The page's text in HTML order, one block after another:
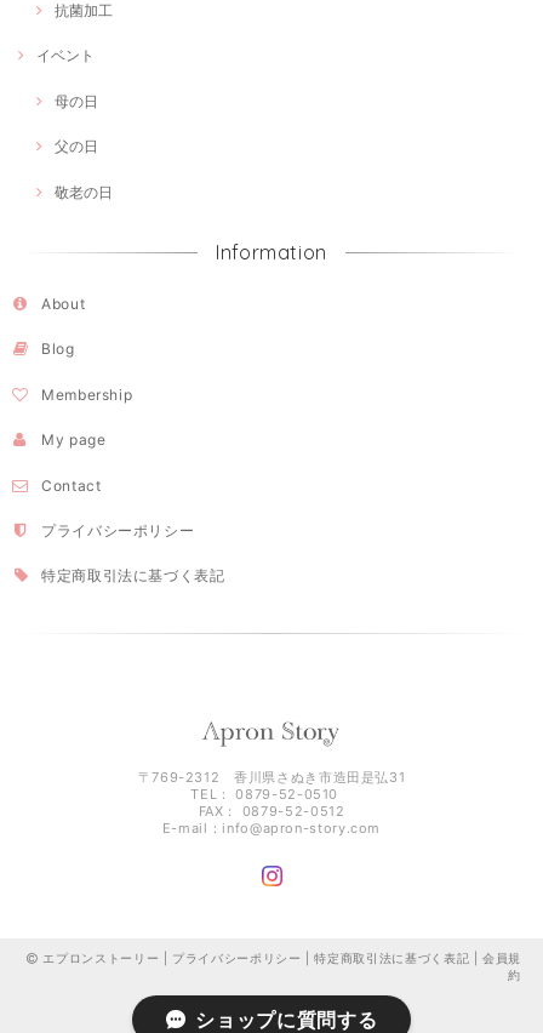
抗菌加工
イベント
母の日
父の日
敬老の日
Information
About
Blog
Membership
My page
Contact
プライバシーポリシー
特定商取引法に基づく表記
〒769-2312 香川県さぬき市造田是弘31
TEL： 0879-52-0510
FAX： 0879-52-0512
E-mail： info@apron-story.com
エプロンストーリー | プライバシーポリシー |特定商取引法に基づく表記 |会員規
約
ショップに質問する